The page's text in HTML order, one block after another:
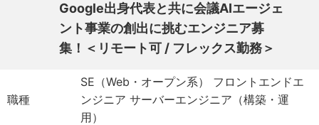
Google出身代表と共に会議AIエージェ
ント事業の創出に挑むエンジニア募
集！＜リモート可 / フレックス勤務＞
職種
SE（Web・オープン系） フロントエンドエ
ンジニア サーバーエンジニア（構築・運
用）